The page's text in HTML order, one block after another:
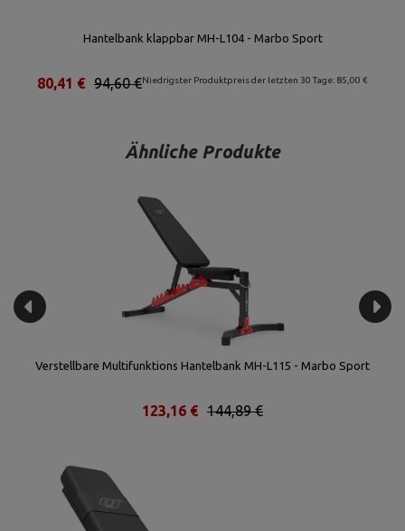
30 Tage: 85,00 €
Hyperextension/Rückenstrecker - MS-L108 2.0 -
Niedrigster Produktpreis der letzten
179,99 €
158,39 €
Ähnliche Produkte
Verstellbare Multifunktions Hantelbank MH-L115 - Marbo Sport
144,89 €
123,16 €